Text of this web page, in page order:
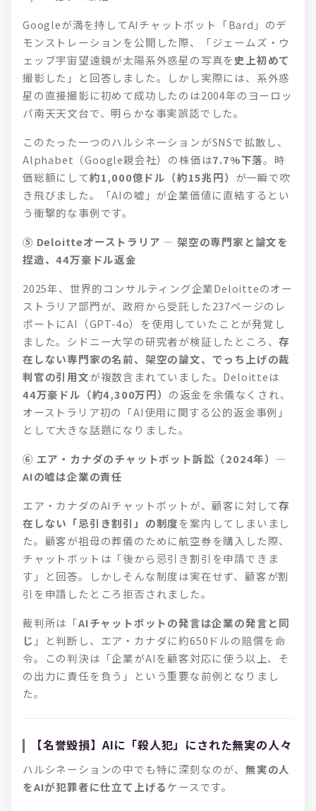
Googleが満を持してAIチャットボット「Bard」のデ
モンストレーションを公開した際、「ジェームズ・ウ
ェッブ宇宙望遠鏡が太陽系外惑星の写真を史上初めて
撮影した」と回答しました。しかし実際には、系外惑
星の直接撮影に初めて成功したのは2004年のヨーロッ
パ南天天文台で、明らかな事実誤認でした。
このたった一つのハルシネーションがSNSで拡散し、
Alphabet（Google親会社）の株価は7.7%下落。時
価総額にして約1,000億ドル（約15兆円） が一瞬で吹
き飛びました。「AIの嘘」が企業価値に直結するとい
う衝撃的な事例です。
⑤ Deloitteオーストラリア — 架空の専門家と論文を
捏造、44万豪ドル返金
2025年、世界的コンサルティング企業Deloitteのオー
ストラリア部門が、政府から受託した237ページのレ
ポートにAI（GPT-4o）を使用していたことが発覚し
ました。シドニー大学の研究者が検証したところ、存
在しない専門家の名前、架空の論文、でっち上げの裁
判官の引用文が複数含まれていました。Deloitteは
44万豪ドル（約4,300万円） の返金を余儀なくされ、
オーストラリア初の「AI使用に関する公的返金事例」
として大きな話題になりました。
⑥ エア・カナダのチャットボット訴訟（2024年）—
AIの嘘は企業の責任
エア・カナダのAIチャットボットが、顧客に対して存
在しない「忌引き割引」の制度を案内してしまいまし
た。顧客が祖母の葬儀のために航空券を購入した際、
チャットボットは「後から忌引き割引を申請できま
す」と回答。しかしそんな制度は実在せず、顧客が割
引を申請したところ拒否されました。
裁判所は「AIチャットボットの発言は企業の発言と同
じ 」と判断し、エア・カナダに約650ドルの賠償を命
令。この判決は「企業がAIを顧客対応に使う以上、そ
の出力に責任を負う」という重要な前例となりまし
た。
【名誉毀損】AIに「殺人犯」にされた無実の人々
ハルシネーションの中でも特に深刻なのが、無実の人
をAIが犯罪者に仕立て上げるケースです。